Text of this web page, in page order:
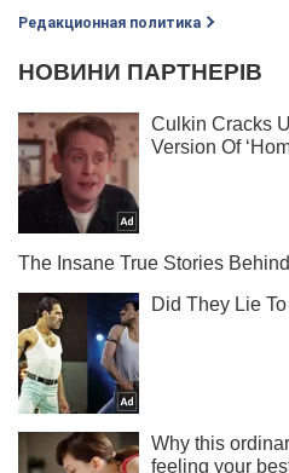
Редакционная политика